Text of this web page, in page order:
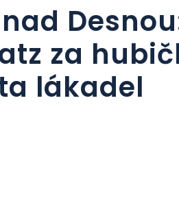
za
lákadel